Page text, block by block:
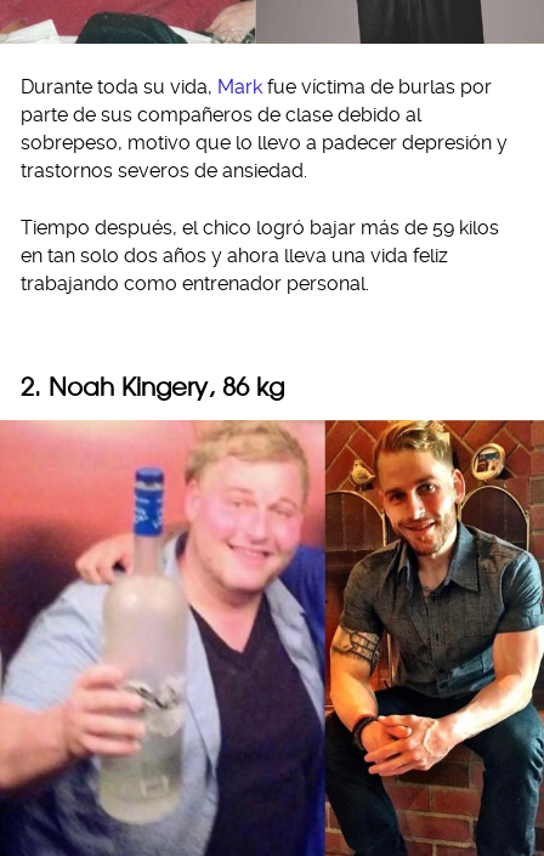
Durante toda su vida, Mark fue víctima de burlas por
parte de sus compañeros de clase debido al
sobrepeso, motivo que lo llevo a padecer depresión y
trastornos severos de ansiedad.
Tiempo después, el chico logró bajar más de 59 kilos
en tan solo dos años y ahora lleva una vida feliz
trabajando como entrenador personal.
2. Noah Kingery, 86 kg